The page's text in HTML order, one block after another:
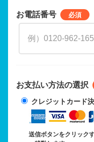
お電話番号
お支払い方法の選択
クレジットカード
送信ボタンをクリック